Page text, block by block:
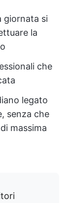
giornata si
la
che
legato
senza che
massima